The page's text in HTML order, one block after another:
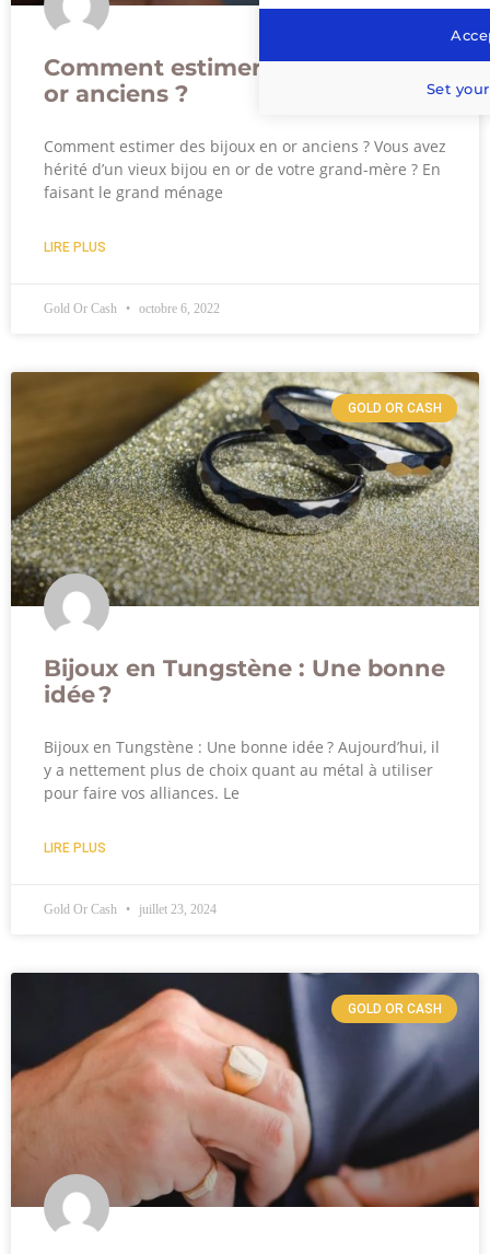
Comment estimer des bijoux en
or anciens ?
Comment estimer des bijoux en or anciens ? Vous avez
hérité d’un vieux bijou en or de votre grand-mère ? En
faisant le grand ménage
LIRE PLUS
Gold Or Cash octobre 6, 2022
GOLD OR CASH
Bijoux en Tungstène : Une bonne
idée ?
Bijoux en Tungstène : Une bonne idée ? Aujourd’hui, il
y a nettement plus de choix quant au métal à utiliser
pour faire vos alliances. Le
LIRE PLUS
Gold Or Cash juillet 23, 2024
GOLD OR CASH
Set